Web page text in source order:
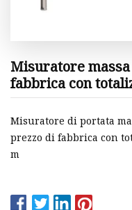
Misuratore
fabbrica con
Misuratore di portata
prezzo di fabbrica con
m